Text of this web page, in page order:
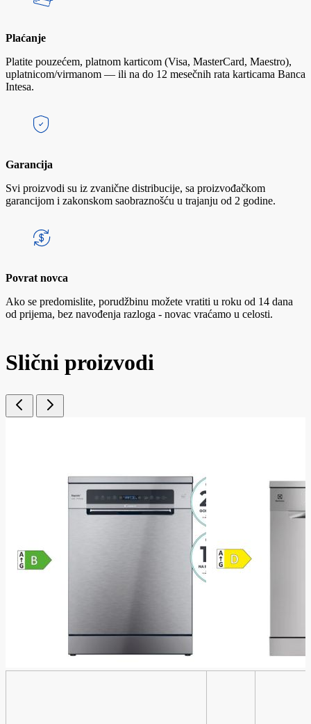
Plaćanje
Platite pouzećem, platnom karticom (Visa, MasterCard, Maestro),
uplatnicom/virmanom — ili na do 12 mesečnih rata karticama Banca
Intesa.
Garancija
Svi proizvodi su iz zvanične distribucije, sa proizvođačkom
garancijom i zakonskom saobraznošću u trajanju od 2 godine.
Povrat novca
Ako se predomislite, porudžbinu možete vratiti u roku od 14 dana
od prijema, bez navođenja razloga - novac vraćamo u celosti.
Slični proizvodi